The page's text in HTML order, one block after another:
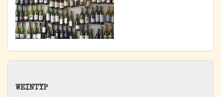
WEINTYP
WEINTYP